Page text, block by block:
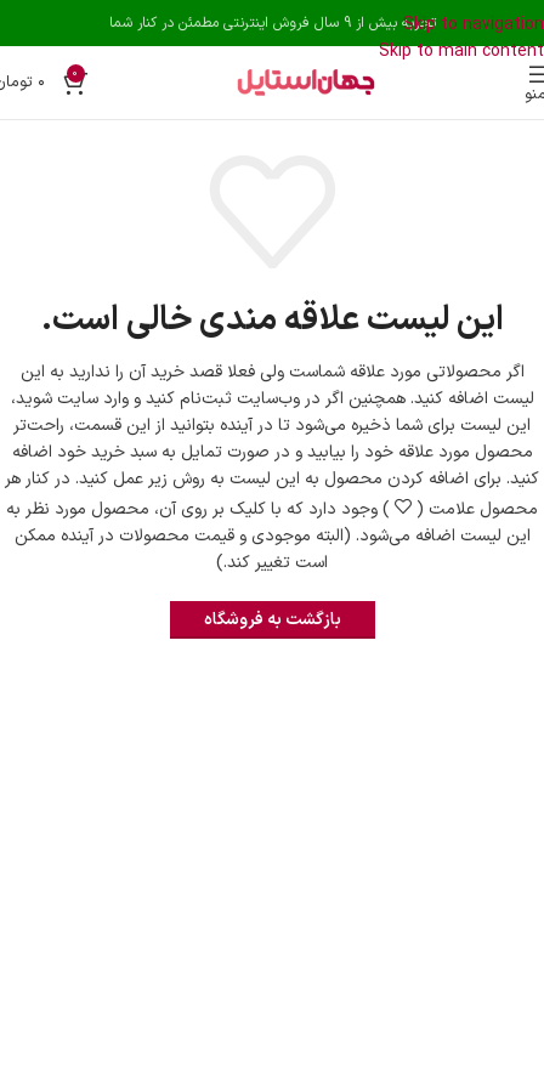
Skip to navigation
Skip to main content
تجربه بیش از 9 سال فروش اینترنتی مطمئن در کنار شما
0 ۰
این لیست علاقه مندی خالی است.
اگر محصولاتی مورد علاقه شماست ولی فعلا قصد خرید آن را ندارید به این
لیست اضافه کنید. همچنین اگر در وب‌سایت ثبت‌نام کنید و وارد سایت شوید،
این لیست برای شما ذخیره می‌شود تا در آینده بتوانید از این قسمت، راحت‌تر
محصول مورد علاقه خود را بیابید و در صورت تمایل به سبد خرید خود اضافه
کنید. برای اضافه کردن محصول به این لیست به روش زیر عمل کنید. در کنار هر
محصول علامت (
) وجود دارد که با کلیک بر روی آن، محصول مورد نظر به
این لیست اضافه می‌شود. (البته موجودی و قیمت محصولات در آینده ممکن
است تغییر کند.)
بازگشت به فروشگاه